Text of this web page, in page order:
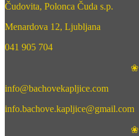
Čudovita, Polonca Čuda s.p.
Menardova 12, Ljubljana
041 905 704
❀
info@bachovekapljice.com
info.bachove.kapljice@gmail.com
❀